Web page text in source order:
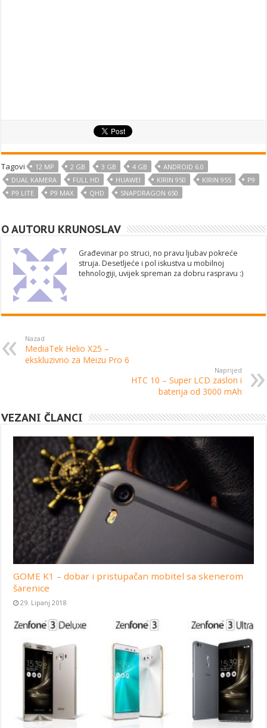
Tagovi 12 MP 2 GB 3 GB 4 GB
ANDROID 6.0
DUAL KAMERA
FULL HD HUAWEI KIRIN 950 KIRIN 955
P9
P9 LITE
P9 MAX QHD SNAPDRAGON 650
O AUTORU KRUNOSLAV
Građevinar po struci, no pravu ljubav pokreće
struja. Desetljeće i pol iskustva u mobilnoj
tehnologiji, uvijek spreman za dobru raspravu :)
Nazad
MediaTek Helio X25 –
ekskluzivno za Meizu Pro 6
Naprijed
HTC 10 – Super LCD zaslon i
baterija od 3000 mAh
VEZANI ČLANCI
GOME K1 – dobar i pristupačan mobitel sa skenerom
šarenice
29. Lipanj 2018